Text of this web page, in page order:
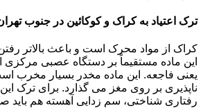
ترک اعتیاد به کراک و کوکائین در جنوب
کراک از مواد محرک است و باعث بالاتر
این ماده مستقیماً بر دستگاه عصبی مرکزی
یعنی فاجعه. این ماده مخدر بسیار مخرب
ناپذیری بر روی مغز می گذارد. برای ترک
رفتاری شناختی، سم زدایی آهسته هم باید